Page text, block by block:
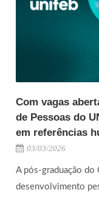
Com vagas
de Pessoas do
em referências
03/03/2026
A pós-graduação
desenvolvimento